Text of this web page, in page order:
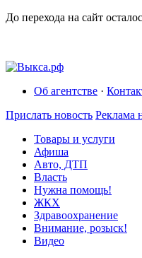
До перехода на сайт
Об агентстве ·
Прислать новость Реклама
Товары и услуги
Афиша
Авто, ДТП
Власть
Нужна помощь!
ЖКХ
Здравоохранение
Внимание, розыск!
Видео